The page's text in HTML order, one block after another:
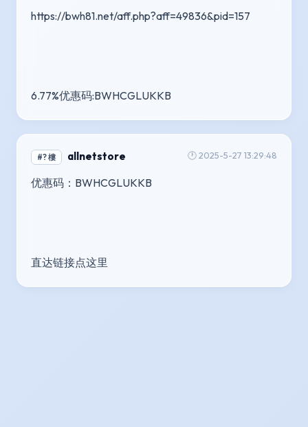
https://bwh81.net/aff.php?aff=49836&pid=157
6.77%优惠码:BWHCGLUKKB
#? 樓 allnetstore 🕐 2025-5-27 13:29:48
优惠码：BWHCGLUKKB
直达链接点这里